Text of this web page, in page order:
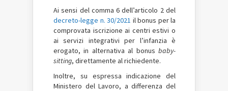
Ai sensi del comma 6 dell’articolo 2 del
decreto-legge n. 30/2021 il bonus per la
comprovata iscrizione ai centri estivi o
ai servizi integrativi per l’infanzia è
erogato, in alternativa al bonus baby-
sitting, direttamente al richiedente.
Inoltre, su espressa indicazione del
Ministero del Lavoro, a differenza del